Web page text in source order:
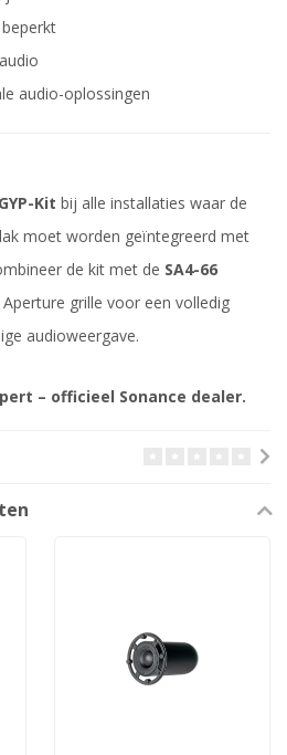
audio-oplossingen
Kit bij alle installaties waar de
moet worden geïntegreerd met
de kit met de SA4-66
grille voor een volledig
audioweergave.
– officieel Sonance dealer.